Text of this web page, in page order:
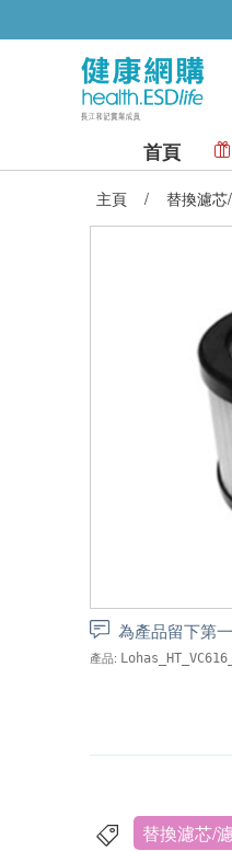
首頁
主頁 / 替換濾芯
為產品留下第
產品:
替換濾芯/